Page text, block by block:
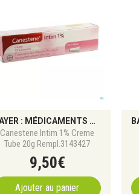
BAYER : MÉDICAMENTS CONTRE LA DOULEUR, TROUBLES DIGESTIFS, INFECTIONS ET COMPLÉMENTS SANTÉ
Canestene Intim 1% Creme
Tube 20g Rempl.3143427
9,50€
Ajouter au panier